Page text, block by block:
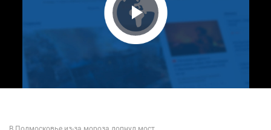
Play Video